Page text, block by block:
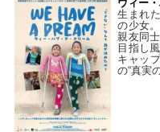
ウィー
生まれ
の少女
親友同
目指し
キャッ
の“真実